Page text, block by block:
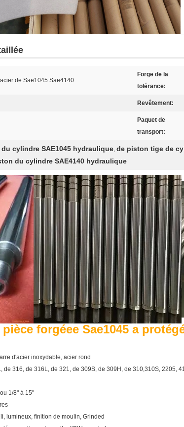
de Sae1045 Sae4140
Forge de la
tolérance:
Revêtement:
Paquet de
transport:
cylindre SAE1045 hydraulique, de piston tige de
du cylindre SAE4140 hydraulique
forgéee Sae1045 a
d'acier inoxydable, acier rond
de 316, de 316L, de 321, de 309S, de 309H, de 310,310S, 2205,
1/8" à 15"
lumineux, finition de moulin, Grinded